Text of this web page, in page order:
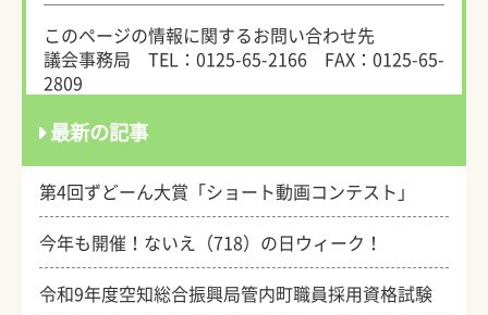
このページの情報に関するお問い合わせ先
議会事務局
TEL：0125-65-2166
FAX：0125-65-
2809
最新の記事
第4回ずどーん大賞「ショート動画コンテスト」
今年も開催！ないえ（718）の日ウィーク！
令和9年度空知総合振興局管内町職員採用資格試験